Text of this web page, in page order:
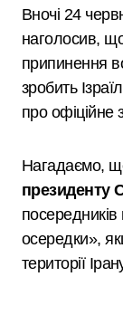
Вночі 24
наголосив,
припинення
зробить
про офіційне
Нагадаємо,
президенту
посередників
осередки»,
території